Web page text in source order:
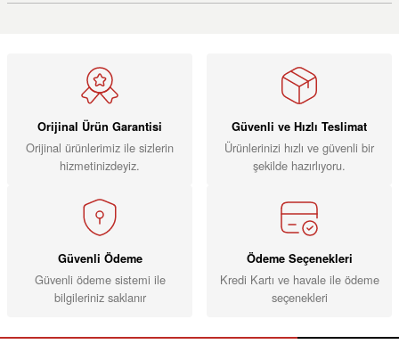
Orijinal Ürün Garantisi
Orijinal ürünlerimiz ile sizlerin
hizmetinizdeyiz.
Güvenli ve Hızlı Teslimat
Ürünlerinizi hızlı ve güvenli bir
şekilde hazırlıyoru.
Güvenli Ödeme
Güvenli ödeme sistemi ile
bilgileriniz saklanır
Ödeme Seçenekleri
Kredi Kartı ve havale ile ödeme
seçenekleri